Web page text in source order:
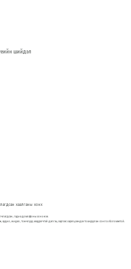
шийдэл
хаалганы хонх
гадна домофоны хонх юм.
аудио, видео, товчлуур, мэдрэгчтэй дэлгэц зэргээс хэрэгцээндээ тохируулан сонгох боломжтой.